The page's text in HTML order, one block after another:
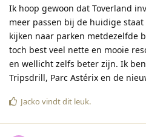
Ik hoop gewoon dat Toverland
meer passen bij de huidige
kijken naar parken metdezelfde
toch best veel nette en mooie
en wellicht zelfs beter zijn. Ik
Tripsdrill, Parc Astérix en de
Jacko vindt dit leuk.